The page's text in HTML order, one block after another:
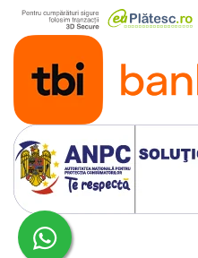
Creat cu ❤ și cu 🧠 de TrifanDan.ro